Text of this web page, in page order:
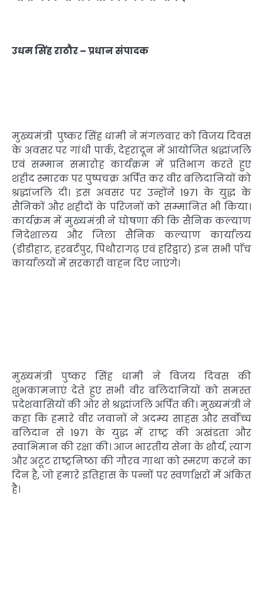
उधम सिंह राठौर – प्रधान संपादक
मुख्यमंत्री पुष्कर सिंह धामी ने मंगलवार को विजय दिवस
के अवसर पर गांधी पार्क, देहरादून में आयोजित श्रद्धांजलि
एवं सम्मान समारोह कार्यक्रम में प्रतिभाग करते हुए
शहीद स्मारक पर पुष्पचक्र अर्पित कर वीर बलिदानियों को
श्रद्धांजलि दी। इस अवसर पर उन्होंने 1971 के युद्ध के
सैनिकों और शहीदों के परिजनों को सम्मानित भी किया।
कार्यक्रम में मुख्यमंत्री ने घोषणा की कि सैनिक कल्याण
निदेशालय और जिला सैनिक कल्याण कार्यालय
(डीडीहाट, हरबर्टपुर, पिथौरागढ़ एवं हरिद्वार) इन सभी पाँच
कार्यालयों में सरकारी वाहन दिए जाएंगे।
मुख्यमंत्री पुष्कर सिंह धामी ने विजय दिवस की
शुभकामनाएं देते हुए सभी वीर बलिदानियों को समस्त
प्रदेशवासियों की ओर से श्रद्धांजलि अर्पित की। मुख्यमंत्री ने
कहा कि हमारे वीर जवानों ने अदम्य साहस और सर्वोच्च
बलिदान से 1971 के युद्ध में राष्ट्र की अखंडता और
स्वाभिमान की रक्षा की। आज भारतीय सेना के शौर्य, त्याग
और अटूट राष्ट्रनिष्ठा की गौरव गाथा को स्मरण करने का
दिन है, जो हमारे इतिहास के पन्नों पर स्वर्णाक्षरों में अंकित
है।